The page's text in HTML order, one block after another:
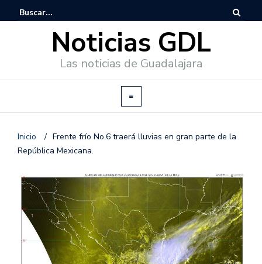
Noticias GDL
Las noticias de Guadalajara
Inicio / Frente frío No.6 traerá lluvias en gran parte de la
República Mexicana.